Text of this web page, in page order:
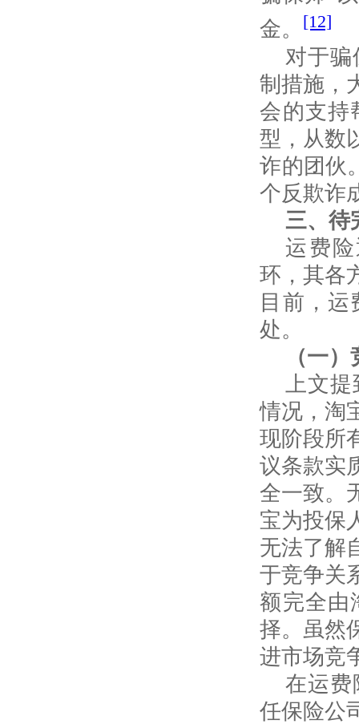
金。
[12]
对于
制措施，
会的支持
型，从数
诈的团伙
个反欺诈
三、待
运费
环，其各
目前，
处。
（一
上文
情况，淘
现阶段所
议条款实
全一致。
宝为投保
无法了解
于竞争关
额完全由
择。虽然
进市场竞
在运费
任保险公